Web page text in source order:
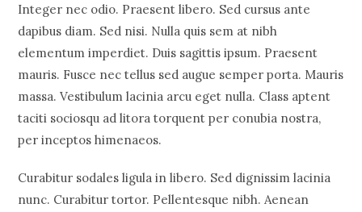
Integer nec odio. Praesent libero. Sed cursus ante
dapibus diam. Sed nisi. Nulla quis sem at nibh
elementum imperdiet. Duis sagittis ipsum. Praesent
mauris. Fusce nec tellus sed augue semper porta. Mauris
massa. Vestibulum lacinia arcu eget nulla. Class aptent
taciti sociosqu ad litora torquent per conubia nostra,
per inceptos himenaeos.
Curabitur sodales ligula in libero. Sed dignissim lacinia
nunc. Curabitur tortor. Pellentesque nibh. Aenean